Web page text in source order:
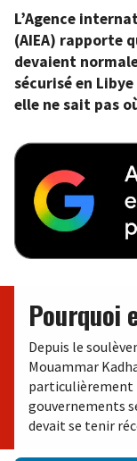
L’Agence
(AIEA) rapporte
devaient
sécurisé en
elle ne sait pas
Pourquoi
Depuis le
Mouammar
particulièrement
gouvernements
devait se tenir